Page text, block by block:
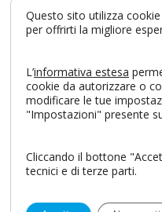
17100
Questo sito utilizza
per offrirti la migliore
L’informativa estesa
cookie da autorizzare o
modificare le tue
"Impostazioni" presente
Cliccando il bottone
tecnici e di terze parti.